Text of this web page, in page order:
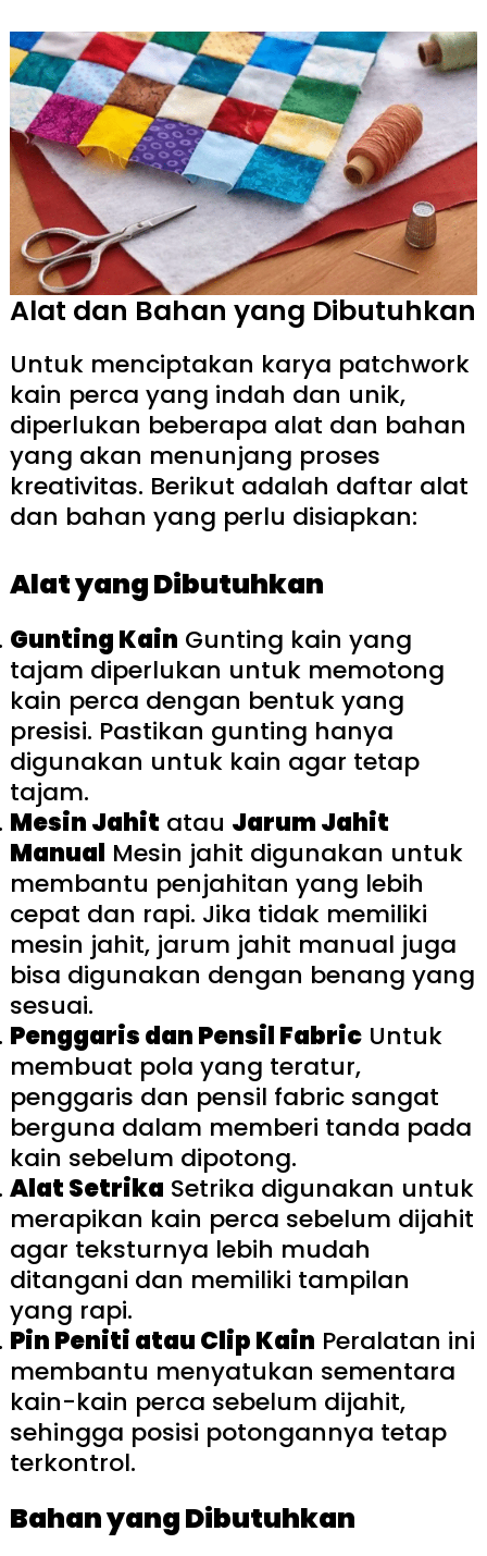
Alat dan Bahan yang Dibutuhkan
Untuk menciptakan karya patchwork
kain perca yang indah dan unik,
diperlukan beberapa alat dan bahan
yang akan menunjang proses
kreativitas. Berikut adalah daftar alat
dan bahan yang perlu disiapkan:
Alat yang Dibutuhkan
Gunting Kain Gunting kain yang
tajam diperlukan untuk memotong
kain perca dengan bentuk yang
presisi. Pastikan gunting hanya
digunakan untuk kain agar tetap
tajam.
Mesin Jahit atau Jarum Jahit
Manual Mesin jahit digunakan untuk
membantu penjahitan yang lebih
cepat dan rapi. Jika tidak memiliki
mesin jahit, jarum jahit manual juga
bisa digunakan dengan benang yang
sesuai.
Penggaris dan Pensil FabricUntuk
membuat pola yang teratur,
penggaris dan pensil fabric sangat
berguna dalam memberi tanda pada
kain sebelum dipotong.
Alat Setrika Setrika digunakan untuk
merapikan kain perca sebelum dijahit
agar teksturnya lebih mudah
ditangani dan memiliki tampilan
yang rapi.
Pin Peniti atau Clip Kain Peralatan ini
membantu menyatukan sementara
kain-kain perca sebelum dijahit,
sehingga posisi potongannya tetap
terkontrol.
Bahan yang Dibutuhkan